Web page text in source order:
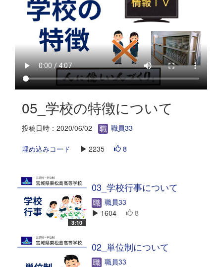
05_学校の特徴について
投稿日時：2020/06/02 職員33
埋め込みコード 2235 8
3:10
03_学校行事について
職員33
1604
8
02_単位制について
職員33